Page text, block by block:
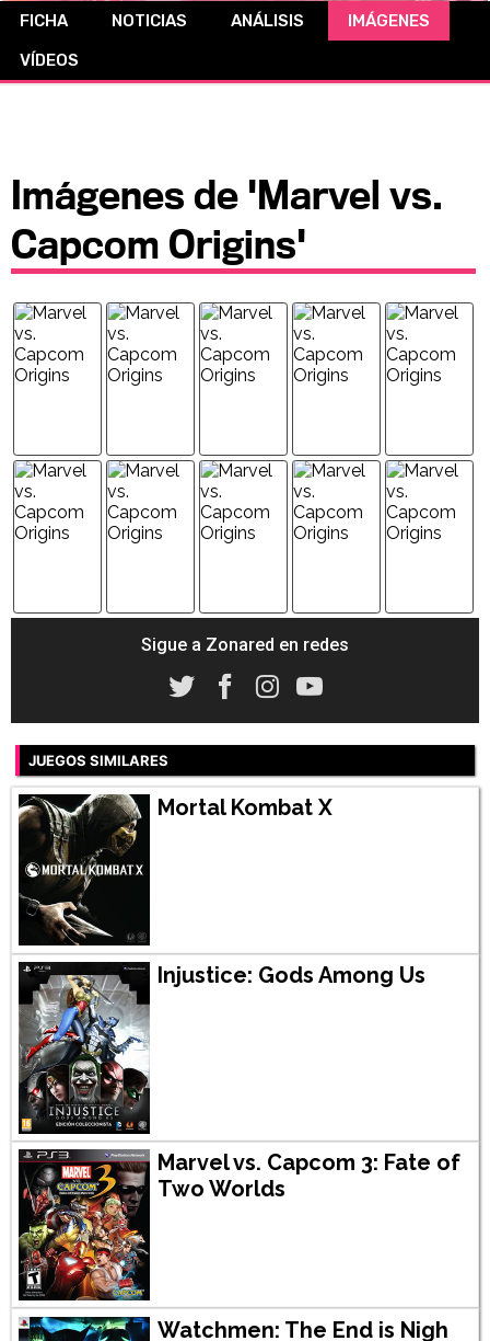
CÓMICS
FICHA NOTICIAS ANÁLISIS
IMÁGENES
VÍDEOS
Imágenes de 'Marvel vs.
Capcom Origins'
Sigue a Zonared en redes
JUEGOS SIMILARES
Mortal Kombat X
Injustice: Gods Among Us
Marvel vs. Capcom 3: Fate of
Two Worlds
Watchmen: The End is Nigh